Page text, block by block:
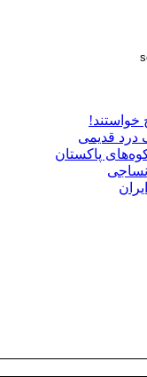
خواستند!
درد قدیمی
پاکستان
نساجی